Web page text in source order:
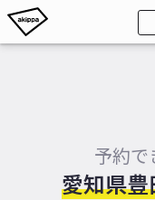
予約で
愛知県